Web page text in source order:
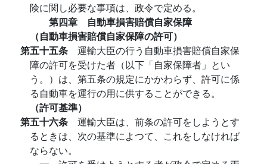
険に関し必要な事項は、政令で定める。
第四章 自動車損害賠償自家保障
（自動車損害賠償自家保障の許可）
第五十五条 運輸大臣の行う自動車損害賠償自家保
障の許可を受けた者（以下「自家保障者」とい
う。）は、第五条の規定にかかわらず、許可に係
る自動車を運行の用に供することができる。
（許可基準）
第五十六条 運輸大臣は、前条の許可をしようとす
るときは、次の基準によつて、これをしなければ
ならない。